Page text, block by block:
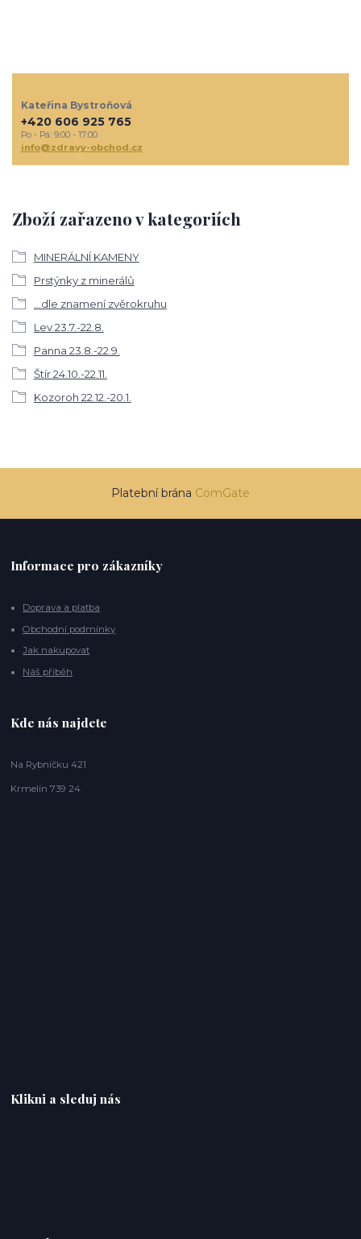
Zboží zařazeno v kategoriích
MINERÁLNÍ KAMENY
Prstýnky z minerálů
...dle znamení zvěrokruhu
Lev 23.7.-22.8.
Panna 23.8.-22.9.
Štír 24.10.-22.11.
Kozoroh 22.12.-20.1.
Kateřina Bystroňová
+420 606 925 765
Po - Pá: 9:00 - 17:00
info@zdravy-obchod.cz
Platební brána ComGate
Informace pro zákazníky
Doprava a platba
Obchodní podmínky
Jak nakupovat
Náš příběh
Kde nás najdete
Na Rybníčku 421
Krmelín 739 24
Klikni a sleduj nás